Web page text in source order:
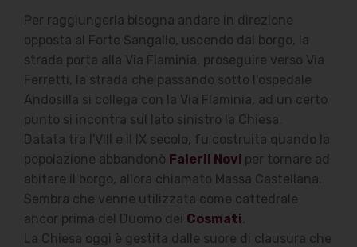
Per raggiungerla bisogna andare in direzione
opposta al Forte Sangallo, uscendo dal borgo, la
strada porta alla Via Flaminia, proseguire verso Via
Ferretti, la strada che passando sotto l'ospedale
Andosilla si collega con la Via Flaminia, ad un certo
punto si incontra sul lato sinistro la Chiesa.
Datata tra l'VIII e il IX secolo, fu costruita quando la
popolazione abbandonò Falerii Novi per tornare ad
abitare il borgo, allora chiamato Massa Castellana.
Sembra che venne utilizzata come cattedrale
ancor prima del Duomo dei Cosmati.
La Chiesa oggi è gestita dalle suore di clausura che